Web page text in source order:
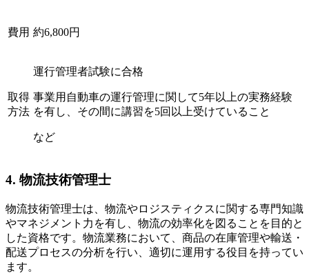
費用 約6,800円
取得
方法
運行管理者試験に合格
事業用自動車の運行管理に関して5年以上の実務経験
を有し、その間に講習を5回以上受けていること
など
4. 物流技術管理士
物流技術管理士は、物流やロジスティクスに関する専門知識
やマネジメント力を有し、物流の効率化を図ることを目的と
した資格です。物流業務において、商品の在庫管理や輸送・
配送プロセスの分析を行い、適切に運用する役目を持ってい
ます。